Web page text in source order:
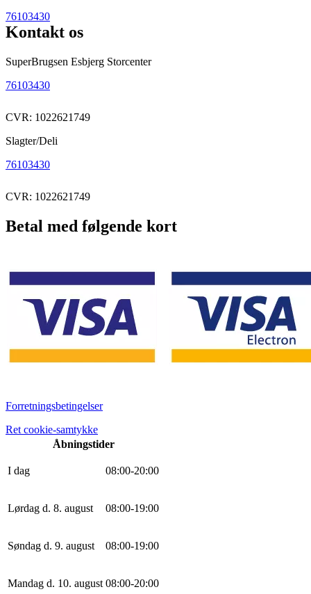
76103430
Kontakt os
SuperBrugsen Esbjerg Storcenter
76103430
CVR: 1022621749
Slagter/Deli
76103430
CVR: 1022621749
Betal med følgende kort
Forretningsbetingelser
Ret cookie-samtykke
Åbningstider
I dag 08:00-20:00
Lørdag d. 8. august 08:00-19:00
Søndag d. 9. august 08:00-19:00
Mandag d. 10. august 08:00-20:00